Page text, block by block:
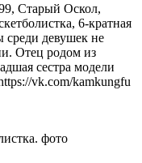
Старый Оскол,
6-кратная
девушек не
Отец родом из
сестра модели
vk.com/kamkungfu